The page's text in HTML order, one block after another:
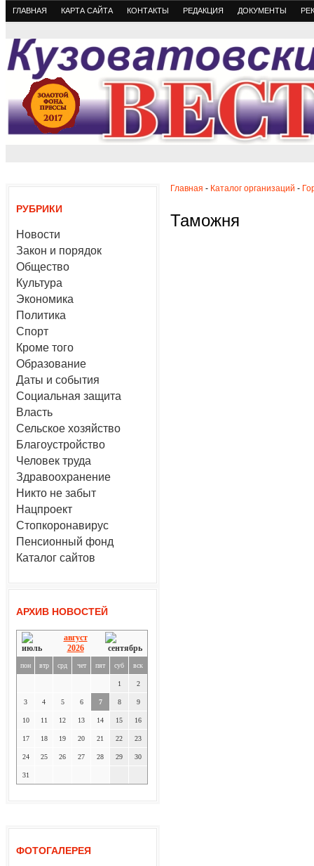
ГЛАВНАЯ КАРТА САЙТА КОНТАКТЫ РЕДАКЦИЯ ДОКУМЕНТЫ
РУБРИКИ
Новости
Закон и порядок
Общество
Культура
Экономика
Политика
Спорт
Кроме того
Образование
Даты и события
Социальная защита
Власть
Сельское хозяйство
Благоустройство
Человек труда
Здравоохранение
Никто не забыт
Нацпроект
Стопкоронавирус
Пенсионный фонд
Каталог сайтов
АРХИВ НОВОСТЕЙ
август
2026
пон втр срд чет пят суб вск
1 2
3 4 5 6 7 8 9
10 11 12 13 14 15 16
17 18 19 20 21 22 23
24 25 26 27 28 29 30
31
ФОТОГАЛЕРЕЯ
Главная - Каталог организаций -
Таможня